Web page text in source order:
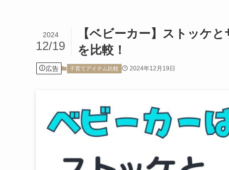
【ベビーカー】ストッケ
を比較！
2024
12/19
広告 子育てアイテム比較 2024年12月19日